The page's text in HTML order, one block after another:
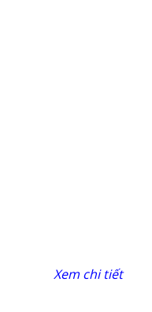
Xem chi tiết